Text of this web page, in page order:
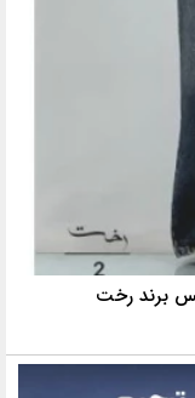
برند رخت